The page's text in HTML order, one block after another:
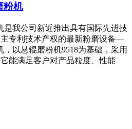
粉机
是我公司新近推出具有国际先进技
专利技术产权的最新粉磨设备—
以悬辊磨粉机9518为基础，采用
能满足客户对产品粒度、性能